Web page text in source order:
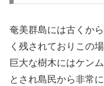
奄美群島には古くか
く残されておりこの
巨大な樹木にはケン
とされ島民から非常